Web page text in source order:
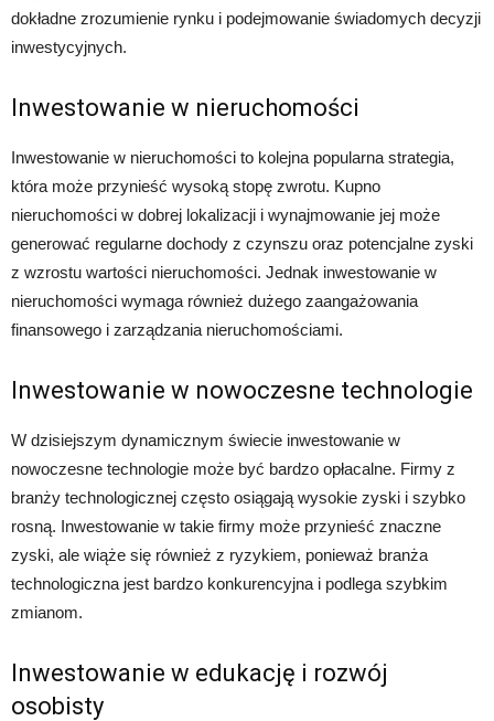
dokładne zrozumienie rynku i podejmowanie świadomych decyzji
inwestycyjnych.
Inwestowanie w nieruchomości
Inwestowanie w nieruchomości to kolejna popularna strategia,
która może przynieść wysoką stopę zwrotu. Kupno
nieruchomości w dobrej lokalizacji i wynajmowanie jej może
generować regularne dochody z czynszu oraz potencjalne zyski
z wzrostu wartości nieruchomości. Jednak inwestowanie w
nieruchomości wymaga również dużego zaangażowania
finansowego i zarządzania nieruchomościami.
Inwestowanie w nowoczesne technologie
W dzisiejszym dynamicznym świecie inwestowanie w
nowoczesne technologie może być bardzo opłacalne. Firmy z
branży technologicznej często osiągają wysokie zyski i szybko
rosną. Inwestowanie w takie firmy może przynieść znaczne
zyski, ale wiąże się również z ryzykiem, ponieważ branża
technologiczna jest bardzo konkurencyjna i podlega szybkim
zmianom.
Inwestowanie w edukację i rozwój
osobisty